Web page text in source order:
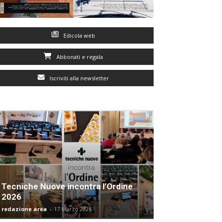
Edicola web
Abbonati e regala
Iscriviti alla newsletter
Tecniche Nuove incontra l’Ordine
2026
redazione area - 17 Marzo 2026